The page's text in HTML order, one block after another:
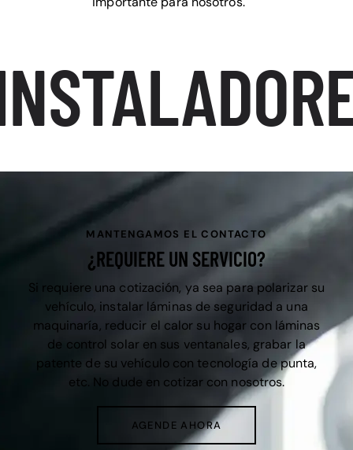
MANTENGAMOS EL CONTACTO
¿REQUIERE UN SERVICIO?
Si requiere una cotización, ya sea para polarizar su
vehículo, instalar láminas de seguridad a una
maquinaría, reducir el calor su hogar con láminas
de control solar en sus ventanales, grabar la
patente de su vehículo con tecnología de punta,
etc. No dude en cotizar con nosotros.
AGENDE AHORA